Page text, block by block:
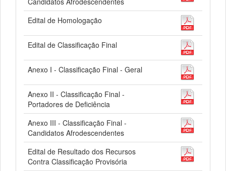
Edital de Homologação
Edital de Classificação Final
Anexo I - Classificação Final - Geral
Anexo II - Classificação Final -
Portadores de Deficiência
Anexo III - Classificação Final -
Candidatos Afrodescendentes
Edital de Resultado dos Recursos
Contra Classificação Provisória